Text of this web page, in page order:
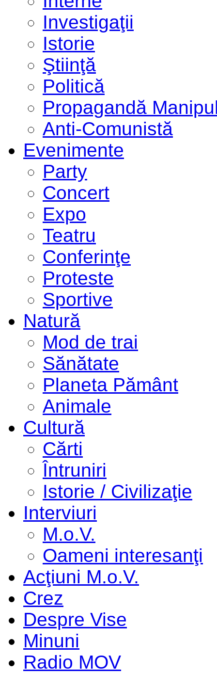
Investigaţii
Istorie
Ştiinţă
Politică
Propagandă
Anti-Comunistă
Evenimente
Party
Concert
Expo
Teatru
Conferinţe
Proteste
Sportive
Natură
Mod de trai
Sănătate
Planeta Pământ
Animale
Cultură
Cărti
Întruniri
Istorie / Civilizaţie
Interviuri
M.o.V.
Oameni interesanţi
Acţiuni M.o.V.
Crez
Despre Vise
Minuni
Radio MOV